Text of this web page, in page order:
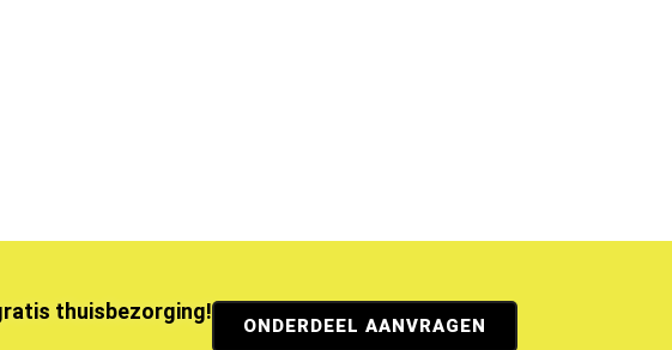
thuisbezorging!
ONDERDEEL AANVRAGEN